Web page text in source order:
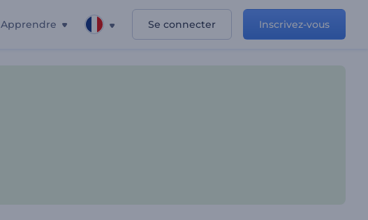
Apprendre Se connecter Inscrivez-vous